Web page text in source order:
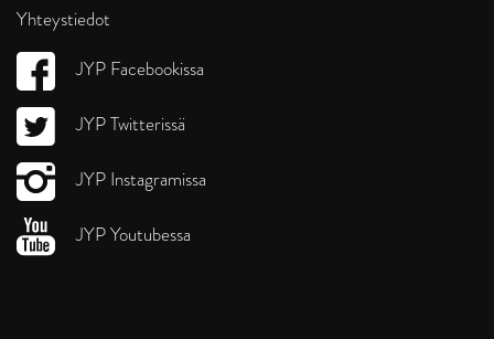
Yhteystiedot
JYP Facebookissa
JYP Twitterissä
JYP Instagramissa
JYP Youtubessa